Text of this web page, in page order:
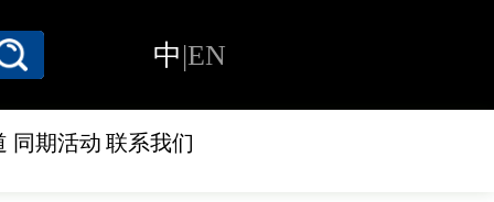
中|EN
同期活动 联系我们